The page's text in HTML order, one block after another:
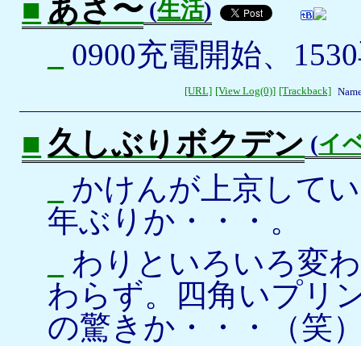
■ あさ〜 (生活)
0900充電開始、
[URL] [View Log(0)] [Trackback]
■ 久しぶりボクデン (イ
かけんが上京して
年ぶりか・・・。
わりといろいろ変
わらず。四角いプリ
の驚きか・・・（笑